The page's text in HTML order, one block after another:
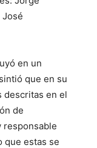
José
en un
que en su
descritas en el
de
responsable
que estas se